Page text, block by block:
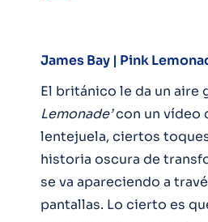
James Bay | Pink
El británico le da un aire
Lemonade’con un vídeo
lentejuela, ciertos
historia oscura de
se va apareciendo a
pantallas. Lo cierto es